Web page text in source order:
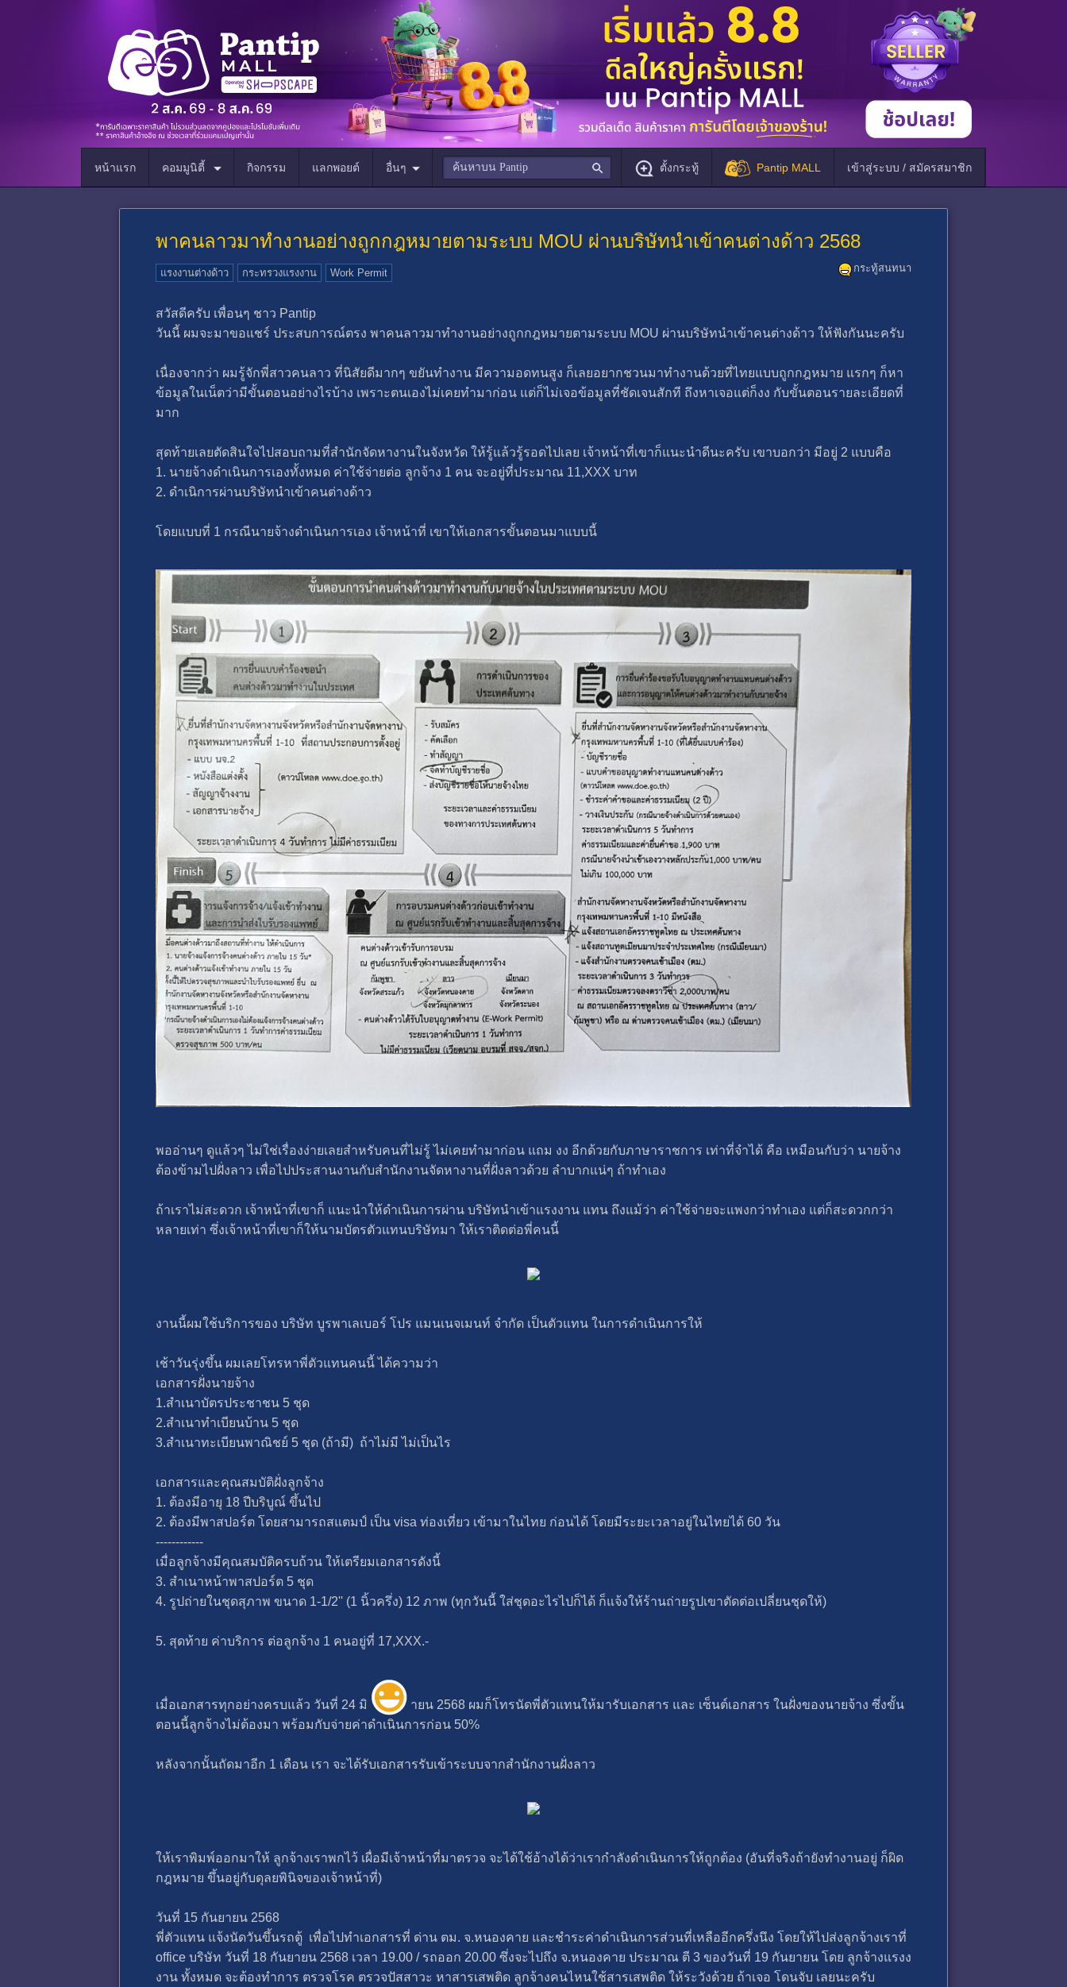
หน้าแรก คอมมูนิตี้ กิจกรรม แลกพอยต์ อื่นๆ ตั้งกระทู้ Pantip MALL เข้าสู่ระบบ / สมัครสมาชิก
พาคนลาวมาทำงานอย่างถูกกฎหมายตามระบบ MOU ผ่านบริษัทนำเข้าคนต่างด้าว 2568
กระทู้สนทนา
แรงงานต่างด้าว กระทรวงแรงงาน Work Permit
สวัสดีครับ เพื่อนๆ ชาว Pantip
วันนี้ ผมจะมาขอแชร์ ประสบการณ์ตรง พาคนลาวมาทำงานอย่างถูกกฎหมายตามระบบ MOU ผ่านบริษัทนำเข้าคนต่างด้าว ให้ฟังกันนะครับ
เนื่องจากว่า ผมรู้จักพี่สาวคนลาว ที่นิสัยดีมากๆ ขยันทำงาน มีความอดทนสูง ก็เลยอยากชวนมาทำงานด้วยที่ไทยแบบถูกกฎหมาย แรกๆ ก็หา
ข้อมูลในเน็ตว่ามีขั้นตอนอย่างไรบ้าง เพราะตนเองไม่เคยทำมาก่อน แต่ก็ไม่เจอข้อมูลที่ชัดเจนสักที ถึงหาเจอแต่ก็งง กับขั้นตอนรายละเอียดที่
มาก
สุดท้ายเลยตัดสินใจไปสอบถามที่สำนักจัดหางานในจังหวัด ให้รู้แล้วรู้รอดไปเลย เจ้าหน้าที่เขาก็แนะนำดีนะครับ เขาบอกว่า มีอยู่ 2 แบบคือ
1. นายจ้างดำเนินการเองทั้งหมด ค่าใช้จ่ายต่อ ลูกจ้าง 1 คน จะอยู่ที่ประมาณ 11,XXX บาท
2. ดำเนิการผ่านบริษัทนำเข้าคนต่างด้าว
โดยแบบที่ 1 กรณีนายจ้างดำเนินการเอง เจ้าหน้าที่ เขาให้เอกสารขั้นตอนมาแบบนี้
พออ่านๆ ดูแล้วๆ ไม่ใช่เรื่องง่ายเลยสำหรับคนที่ไม่รู้ ไม่เคยทำมาก่อน แถม งง อีกด้วยกับภาษาราชการ เท่าที่จำได้ คือ เหมือนกับว่า นายจ้าง
ต้องข้ามไปฝั่งลาว เพื่อไปประสานงานกับสำนักงานจัดหางานที่ฝั่งลาวด้วย ลำบากแน่ๆ ถ้าทำเอง
ถ้าเราไม่สะดวก เจ้าหน้าที่เขาก็ แนะนำให้ดำเนินการผ่าน บริษัทนำเข้าแรงงาน แทน ถึงแม้ว่า ค่าใช้จ่ายจะแพงกว่าทำเอง แต่ก็สะดวกกว่า
หลายเท่า ซึ่งเจ้าหน้าที่เขาก็ให้นามบัตรตัวแทนบริษัทมา ให้เราติดต่อพี่คนนี้
งานนี้ผมใช้บริการของ บริษัท บูรพาเลเบอร์ โปร แมนเนจเมนท์ จำกัด เป็นตัวแทน ในการดำเนินการให้
เช้าวันรุ่งขึ้น ผมเลยโทรหาพี่ตัวแทนคนนี้ ได้ความว่า
เอกสารฝั่งนายจ้าง
1.สำเนาบัตรประชาชน 5 ชุด
2.สำเนาทำเบียนบ้าน 5 ชุด
3.สำเนาทะเบียนพาณิชย์ 5 ชุด (ถ้ามี) ถ้าไม่มี ไม่เป็นไร
เอกสารและคุณสมบัติฝั่งลูกจ้าง
1. ต้องมีอายุ 18 ปีบริบูณ์ ขึ้นไป
2. ต้องมีพาสปอร์ต โดยสามารถสแตมป์ เป็น visa ท่องเที่ยว เข้ามาในไทย ก่อนได้ โดยมีระยะเวลาอยู่ในไทยได้ 60 วัน
------------
เมื่อลูกจ้างมีคุณสมบัติครบถ้วน ให้เตรียมเอกสารดังนี้
3. สำเนาหน้าพาสปอร์ต 5 ชุด
4. รูปถ่ายในชุดสุภาพ ขนาด 1-1/2'' (1 นิ้วครึ่ง) 12 ภาพ (ทุกวันนี้ ใส่ชุดอะไรไปก็ได้ ก็แจ้งให้ร้านถ่ายรูปเขาตัดต่อเปลี่ยนชุดให้)
5. สุดท้าย ค่าบริการ ต่อลูกจ้าง 1 คนอยู่ที่ 17,XXX.-
เมื่อเอกสารทุกอย่างครบแล้ว วันที่ 24 มิ
ายน 2568 ผมก็โทรนัดพี่ตัวแทนให้มารับเอกสาร และ เซ็นต์เอกสาร ในฝั่งของนายจ้าง ซึ่งขั้น
ตอนนี้ลูกจ้างไม่ต้องมา พร้อมกับจ่ายค่าดำเนินการก่อน 50%
หลังจากนั้นถัดมาอีก 1 เดือน เรา จะได้รับเอกสารรับเข้าระบบจากสำนักงานฝั่งลาว
ให้เราพิมพ์ออกมาให้ ลูกจ้างเราพกไว้ เผื่อมีเจ้าหน้าที่มาตรวจ จะได้ใช้อ้างได้ว่าเรากำลังดำเนินการให้ถูกต้อง (อันที่จริงถ้ายังทำงานอยู่ ก็ผิด
กฎหมาย ขึ้นอยู่กับดุลยพินิจของเจ้าหน้าที่)
วันที่ 15 กันยายน 2568
พี่ตัวแทน แจ้งนัดวันขึ้นรถตู้ เพื่อไปทำเอกสารที่ ด่าน ตม. จ.หนองคาย และชำระค่าดำเนินการส่วนที่เหลืออีกครึ่งนึง โดยให้ไปส่งลูกจ้างเราที่
office บริษัท วันที่ 18 กันยายน 2568 เวลา 19.00 / รถออก 20.00 ซึ่งจะไปถึง จ.หนองคาย ประมาณ ตี 3 ของวันที่ 19 กันยายน โดย ลูกจ้างแรงง
งาน ทั้งหมด จะต้องทำการ ตรวจโรค ตรวจปัสสาวะ หาสารเสพติด ลูกจ้างคนไหนใช้สารเสพติด ให้ระวังด้วย ถ้าเจอ โดนจับ เลยนะครับ